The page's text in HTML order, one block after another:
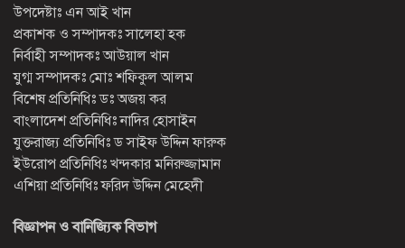
উপদেষ্টাঃ এন আই খান
প্রকাশক ও সম্পাদকঃ সালেহা হক
নির্বাহী সম্পাদকঃ আউয়াল খান
যুগ্ম সম্পাদকঃ মোঃ শফিকুল আলম
বিশেষ প্রতিনিধিঃ ডঃ অজয় কর
বাংলাদেশ প্রতিনিধিঃ নাদির হোসাইন
যুক্তরাজ্য প্রতিনিধিঃ ড সাইফ উদ্দিন ফারুক
ইউরোপ প্রতিনিধিঃ খন্দকার মনিরুজ্জামান
এশিয়া প্রতিনিধিঃ ফরিদ উদ্দিন মেহেদী
বিজ্ঞাপন ও বানিজ্যিক বিভাগ